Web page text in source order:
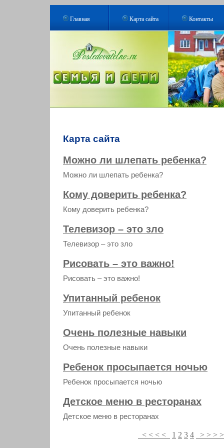
Главная Карта сайта Контакты
Карта сайта
Можно ли шлепать ребенка?
Можно ли шлепать ребенка?
Кому доверить ребенка?
Кому доверить ребенка?
Телевизор – это зло
Телевизор – это зло
Рисовать – это важно!
Рисовать – это важно!
Упитанный ребенок
Упитанный ребенок
Очень полезные навыки
Очень полезные навыки
Ребенок просыпается ночью
Ребенок просыпается ночью
Детское меню в ресторанах
Детское меню в ресторанах
< < < < 1 2 3 4 > > >